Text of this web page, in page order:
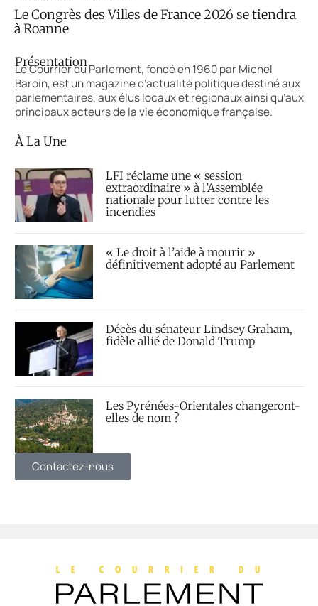
Le Congrès des Villes de France 2026 se tiendra
à Roanne
Présentation
Le Courrier du Parlement, fondé en 1960 par Michel
Baroin, est un magazine d’actualité politique destiné aux
parlementaires, aux élus locaux et régionaux ainsi qu’aux
principaux acteurs de la vie économique française.
À La Une
LFI réclame une « session
extraordinaire » à l’Assemblée
nationale pour lutter contre les
incendies
« Le droit à l’aide à mourir »
définitivement adopté au Parlement
Décès du sénateur Lindsey Graham,
fidèle allié de Donald Trump
Les Pyrénées-Orientales changeront-
elles de nom ?
Contactez-nous